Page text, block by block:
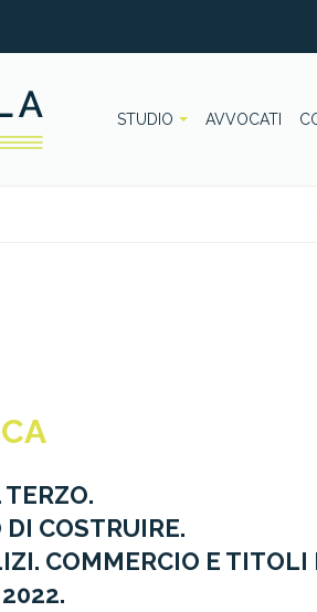
STUDIO AVVOCATI
COSTRUIRE.
COMMERCIO E TITOLI